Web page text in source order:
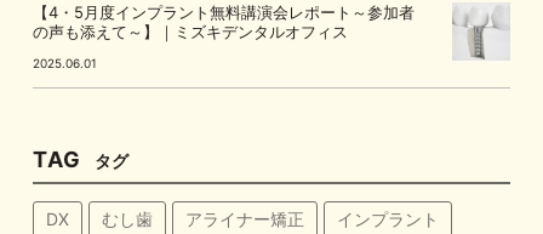
【4・5月度インプラント無料講演会レポート～参加者
の声も添えて～】｜ミズキデンタルオフィス
2025.06.01
TAG タグ
DX むし歯 アライナー矯正 インプラント